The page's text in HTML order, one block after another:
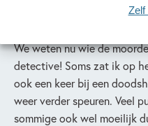
Zelf
een beetje spannend,
We weten nu wie de
detective! Soms zat ik op
ook een keer bij een
weer verder speuren. Veel
sommige ook wel moeilijk